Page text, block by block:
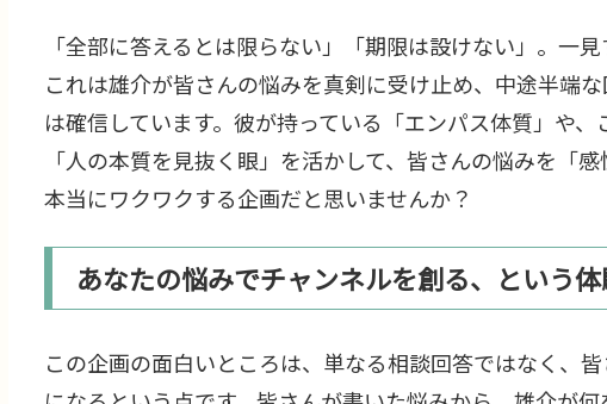
「全部に答えるとは限らない」「期限は設けない」。一
これは雄介が皆さんの悩みを真剣に受け止め、中途半端
は確信しています。彼が持っている「エンパス体質」や
「人の本質を見抜く眼」を活かして、皆さんの悩みを「感
本当にワクワクする企画だと思いませんか？
あなたの悩みでチャンネルを創る、という
この企画の面白いところは、単なる相談回答ではなく、